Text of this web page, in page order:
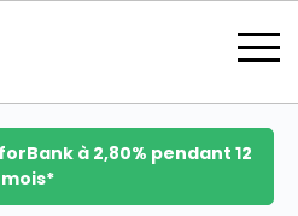
à 2,80% pendant 12
mois*